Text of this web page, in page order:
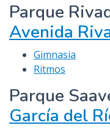
Parque
Avenida
Gimnasia
Ritmos
Parque
García del